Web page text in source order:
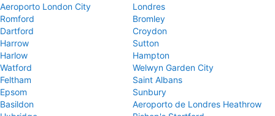
Aeroporto London City
Londres
Romford
Bromley
Dartford
Croydon
Harrow
Sutton
Harlow
Hampton
Watford
Welwyn Garden City
Feltham
Saint Albans
Epsom
Sunbury
Basildon
Aeroporto de Londres Heathrow